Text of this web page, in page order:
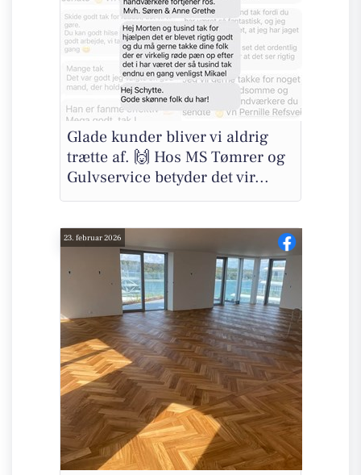
Glade kunder bliver vi aldrig
trætte af. 🙌 Hos MS Tømrer og
Gulvservice betyder det vir...
23. februar 2026